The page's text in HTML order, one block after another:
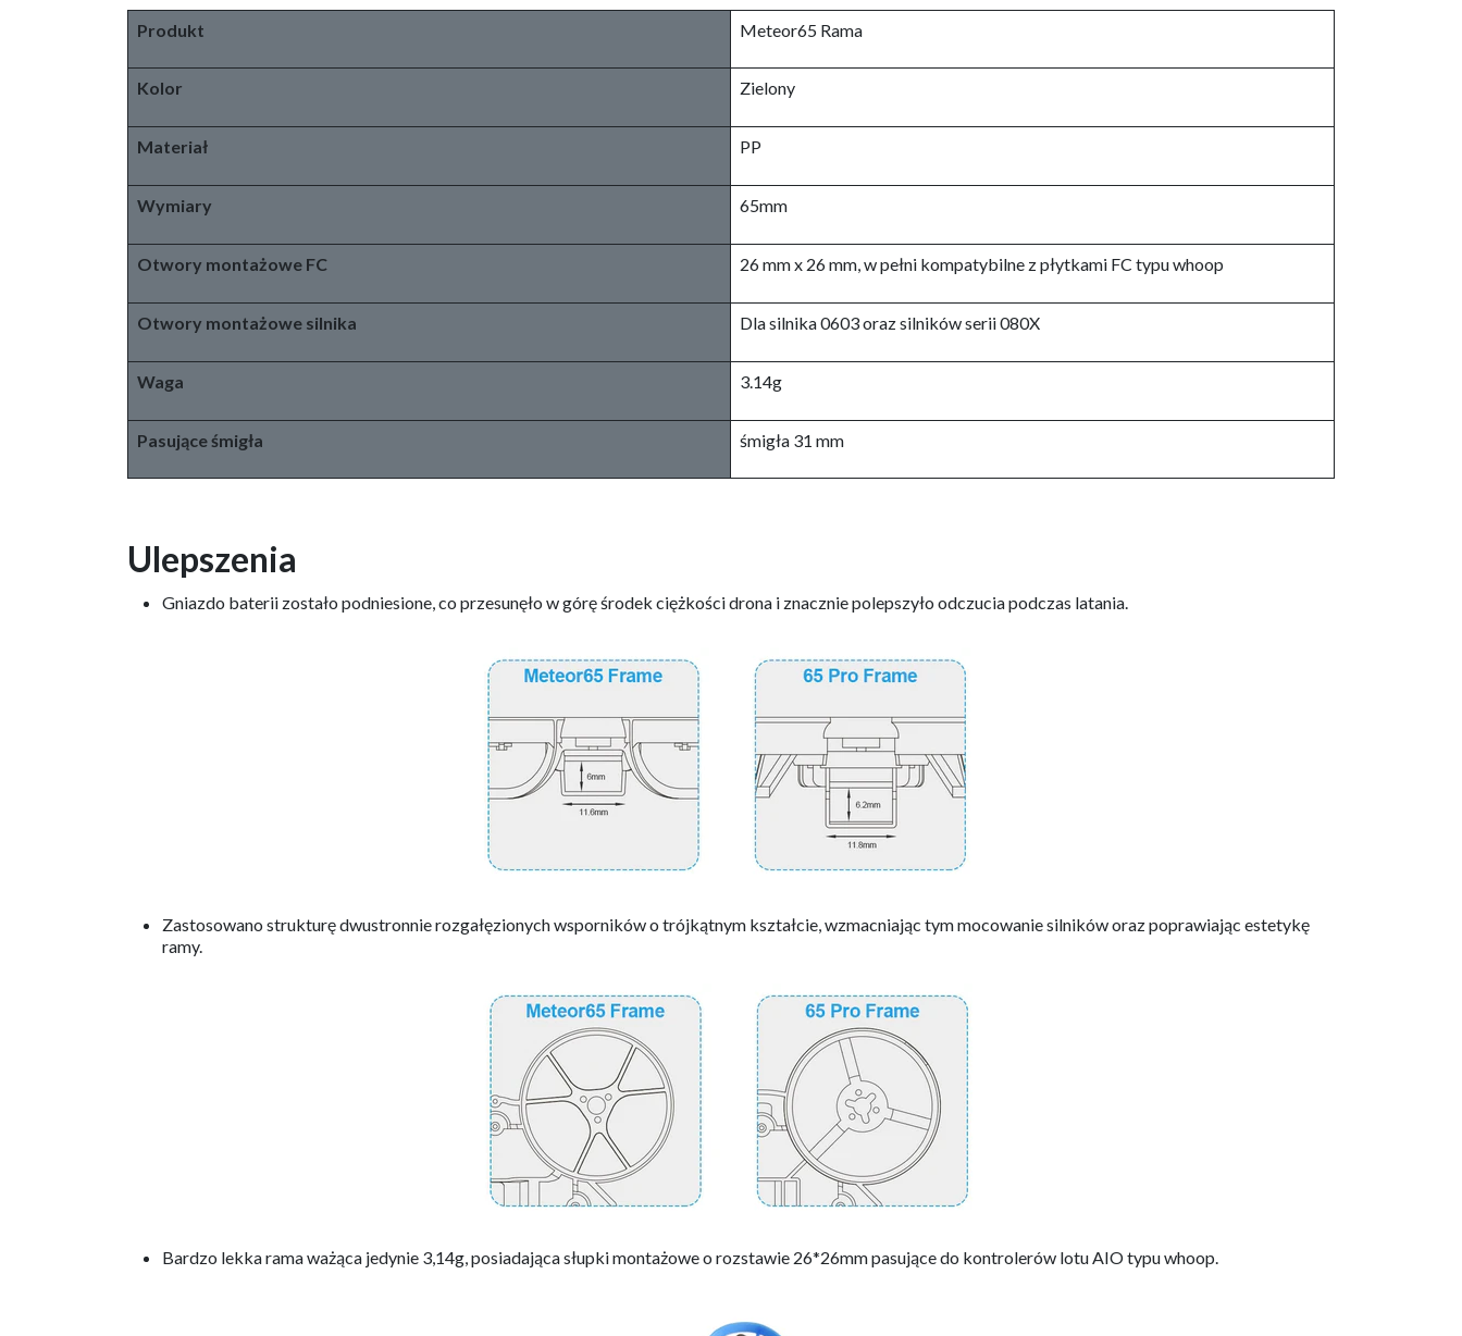
Produkt Meteor65 Rama
Kolor Zielony
Materiał PP
Wymiary 65mm
Otwory montażowe FC 26 mm x 26 mm, w pełni kompatybilne z płytkami FC typu whoop
Otwory montażowe silnika Dla silnika 0603 oraz silników serii 080X
Waga 3.14g
Pasujące śmigła śmigła 31 mm
Ulepszenia
Gniazdo baterii zostało podniesione, co przesunęło w górę środek ciężkości drona i znacznie polepszyło odczucia podczas latania.​
Zastosowano strukturę dwustronnie rozgałęzionych wsporników o trójkątnym kształcie, wzmacniając tym mocowanie silników oraz poprawiając estetykę
ramy.
Bardzo lekka rama ważąca jedynie 3,14g, posiadająca słupki montażowe o rozstawie 26*26mm pasujące do kontrolerów lotu AIO typu whoop.